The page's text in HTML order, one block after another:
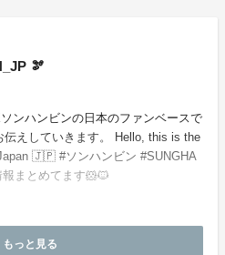
🫘
ンハンビンの日本のファンベースで
えしていきます。 Hello, this is the
🇯🇵 #ソンハンビン #SUNGHA
まとめてます🐹🐱
もっと見る